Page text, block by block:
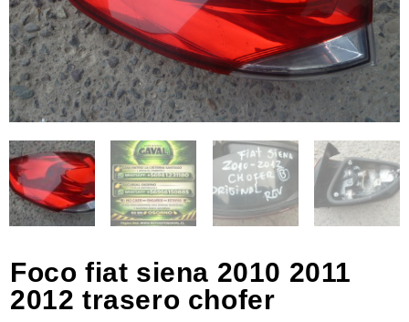
Foco fiat siena 2010 2011
2012 trasero chofer